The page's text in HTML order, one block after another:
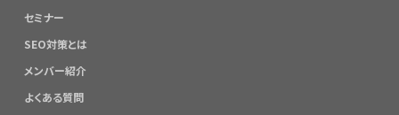
セミナー
SEO対策とは
メンバー紹介
よくある質問